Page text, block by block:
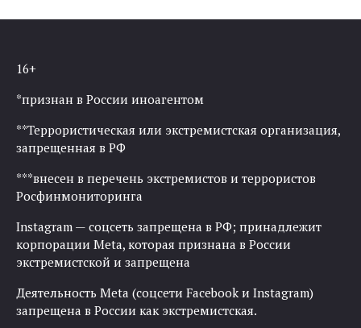
записям
16+
*признан в России иноагентом
**Террористическая или экстремистская организация,
запрещенная в РФ
***внесен в перечень экстремистов и террористов
Росфинмониторинга
Instagram — соцсеть запрещена в РФ; принадлежит
корпорации Meta, которая признана в России
экстремистской и запрещена
Деятельность Meta (соцсети Facebook и Instagram)
запрещена в России как экстремистская.